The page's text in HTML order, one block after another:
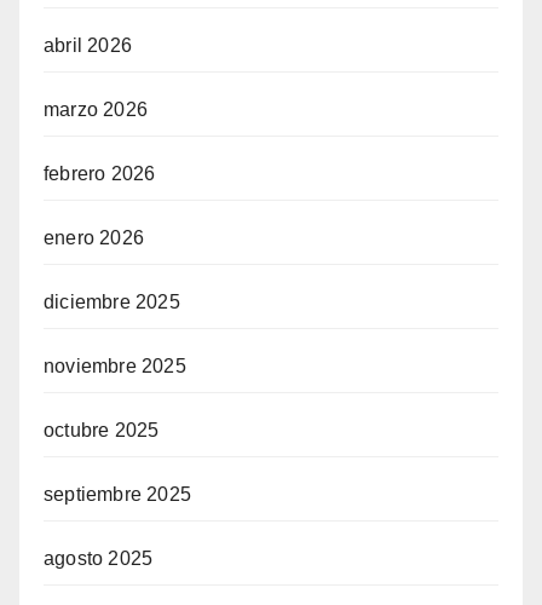
abril 2026
marzo 2026
febrero 2026
enero 2026
diciembre 2025
noviembre 2025
octubre 2025
septiembre 2025
agosto 2025